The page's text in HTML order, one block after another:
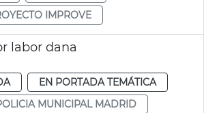
IMPROVE
labor dana
EN PORTADA TEMÁTICA
MUNICIPAL MADRID